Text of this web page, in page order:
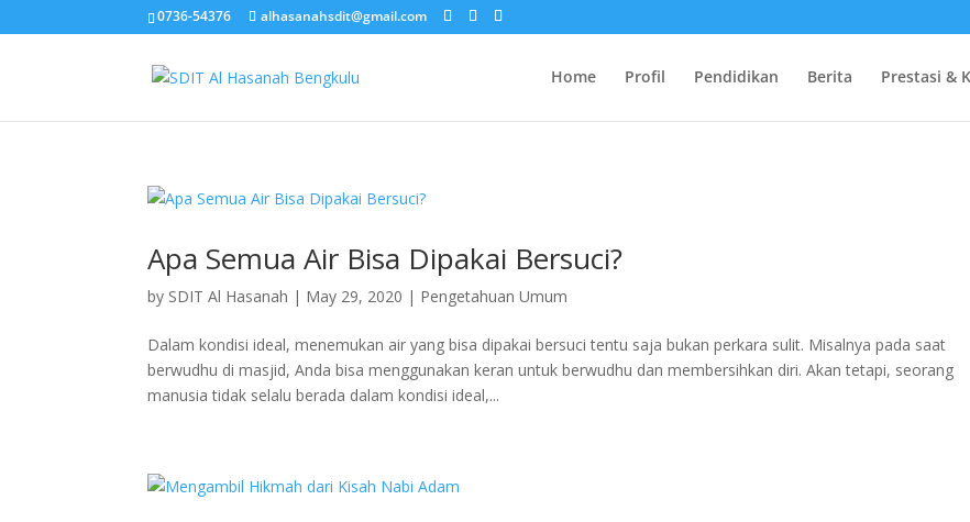
0736-54376 alhasanahsdit@gmail.com
Home Profil Pendidikan Berita Prestasi &
Apa Semua Air Bisa Dipakai Bersuci?
by SDIT Al Hasanah | May 29, 2020 | Pengetahuan Umum
Dalam kondisi ideal, menemukan air yang bisa dipakai bersuci tentu saja bukan perkara sulit. Misalnya pada saat
berwudhu di masjid, Anda bisa menggunakan keran untuk berwudhu dan membersihkan diri. Akan tetapi, seorang
manusia tidak selalu berada dalam kondisi ideal,...